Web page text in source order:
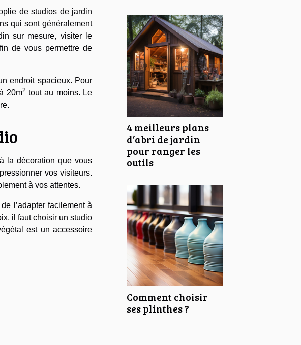
de studios de jardin
qui sont généralement
sur mesure, visiter le
de vous permettre de
endroit spacieux. Pour
20m2 tout au moins. Le
la décoration que vous
vos visiteurs.
à vos attentes.
l’adapter facilement à
il faut choisir un studio
est un accessoire
4 meilleurs plans
d’abri de jardin
pour ranger les
outils
Comment choisir
ses plinthes ?